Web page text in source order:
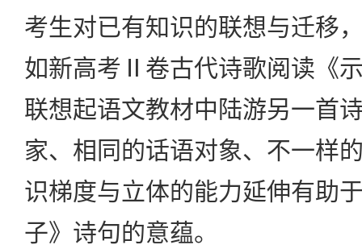
考生对已有知识的联想与迁移
如新高考Ⅱ卷古代诗歌阅读《
联想起语文教材中陆游另一首
家、相同的话语对象、不一样
识梯度与立体的能力延伸有助
子》诗句的意蕴。